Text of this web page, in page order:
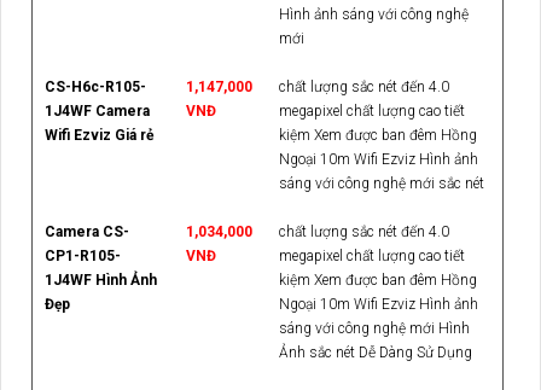
Hình ảnh sáng với công nghệ
mới
CS-H6c-R105-
1J4WF Camera
Wifi Ezviz Giá rẻ
1,147,000
VNĐ
chất lượng sắc nét đến 4.0
megapixel chất lượng cao tiết
kiệm Xem được ban đêm Hồng
Ngoại 10m Wifi Ezviz Hình ảnh
sáng với công nghệ mới sắc nét
Camera CS-
CP1-R105-
1J4WF Hình Ảnh
Đẹp
1,034,000
VNĐ
chất lượng sắc nét đến 4.0
megapixel chất lượng cao tiết
kiệm Xem được ban đêm Hồng
Ngoại 10m Wifi Ezviz Hình ảnh
sáng với công nghệ mới Hình
Ảnh sắc nét Dễ Dàng Sử Dụng